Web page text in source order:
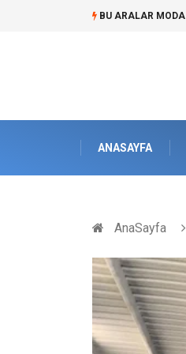
BU ARALAR MODA
ANASAYFA
AnaSayfa